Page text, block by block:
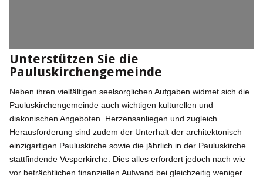
Unterstützen Sie die
Pauluskirchengemeinde
Neben ihren vielfältigen seelsorglichen Aufgaben widmet sich die
Pauluskirchengemeinde auch wichtigen kulturellen und
diakonischen Angeboten. Herzensanliegen und zugleich
Herausforderung sind zudem der Unterhalt der architektonisch
einzigartigen Pauluskirche sowie die jährlich in der Pauluskirche
stattfindende Vesperkirche. Dies alles erfordert jedoch nach wie
vor beträchtlichen finanziellen Aufwand bei gleichzeitig weniger